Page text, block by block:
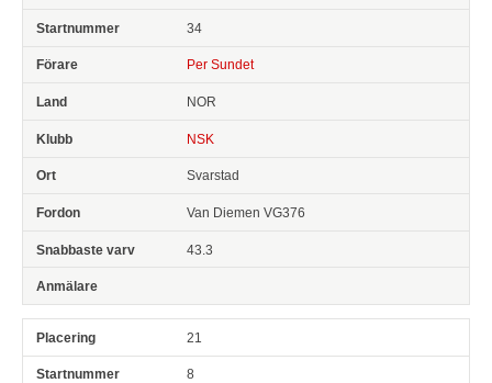
34
Per Sundet
NOR
NSK
Svarstad
Van Diemen VG376
43.3
21
8